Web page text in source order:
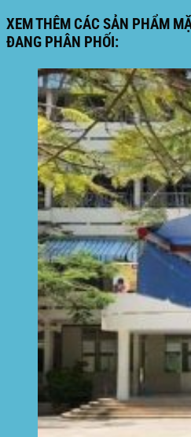
XEM THÊM CÁC SẢN PHẨM
ĐANG PHÂN PHỐI: